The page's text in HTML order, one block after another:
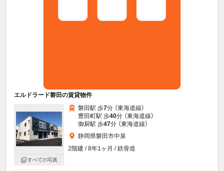
エルドラード磐田の賃貸物件
すべての写真
磐田駅 歩7分 （東海道線）
豊田町駅 歩40分 （東海道線）
御厨駅 歩47分 （東海道線）
静岡県磐田市中泉
2階建 / 8年1ヶ月 / 鉄骨造